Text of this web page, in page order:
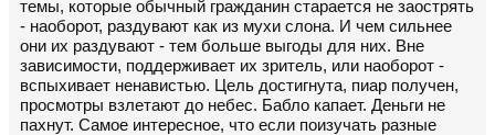
темы, которые обычный гражданин старается не заострять
- наоборот, раздувают как из мухи слона. И чем сильнее
они их раздувают - тем больше выгоды для них. Вне
зависимости, поддерживает их зритель, или наоборот -
вспыхивает ненавистью. Цель достигнута, пиар получен,
просмотры взлетают до небес. Бабло капает. Деньги не
пахнут. Самое интересное, что если поизучать разные